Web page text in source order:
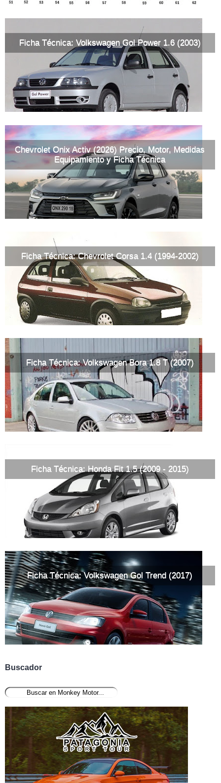
Ficha Técnica: Volkswagen Gol Power 1.6 (2003)
Chevrolet Onix Activ (2026) Precio, Motor, Medidas
Equipamiento y Ficha Técnica
Ficha Técnica: Chevrolet Corsa 1.4 (1994-2002)
Ficha Técnica: Volkswagen Bora 1.8 T (2007)
Ficha Técnica: Honda Fit 1.5 (2009 - 2015)
Ficha Técnica: Volkswagen Gol Trend (2017)
Buscador